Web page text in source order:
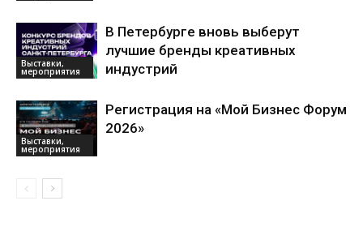
Выставки,
мероприятия
В Петербурге вновь выберут
лучшие бренды креативных
индустрий
Выставки,
мероприятия
Регистрация на «Мой Бизнес Форум
2026»